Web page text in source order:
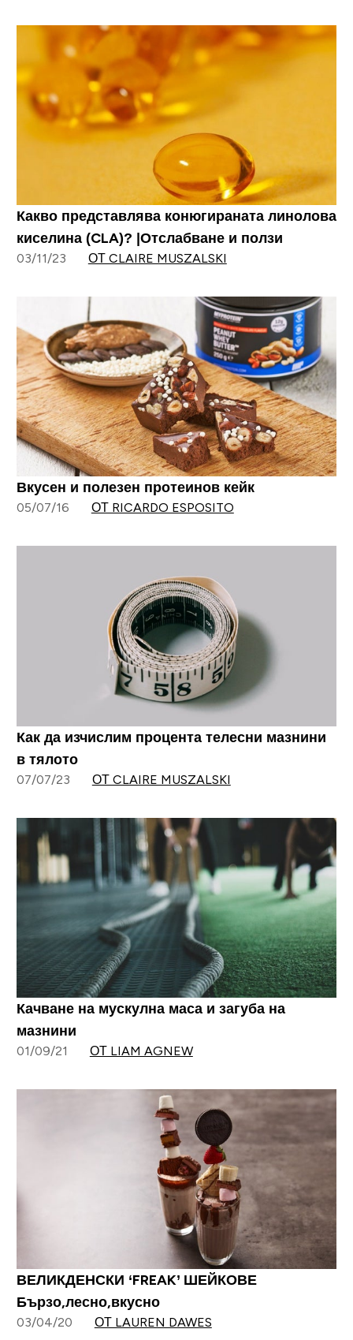
Какво представлява конюгираната линолова
киселина (CLA)? |Отслабване и ползи
03/11/23 ОТ CLAIRE MUSZALSKI
Вкусен и полезен протеинов кейк
05/07/16 ОТ RICARDO ESPOSITO
Как да изчислим процента телесни мазнини
в тялото
07/07/23 ОТ CLAIRE MUSZALSKI
Качване на мускулна маса и загуба на
мазнини
01/09/21 ОТ LIAM AGNEW
ВЕЛИКДЕНСКИ ‘FREAK’ ШЕЙКОВЕ
Бързо,лесно,вкусно
03/04/20 ОТ LAUREN DAWES